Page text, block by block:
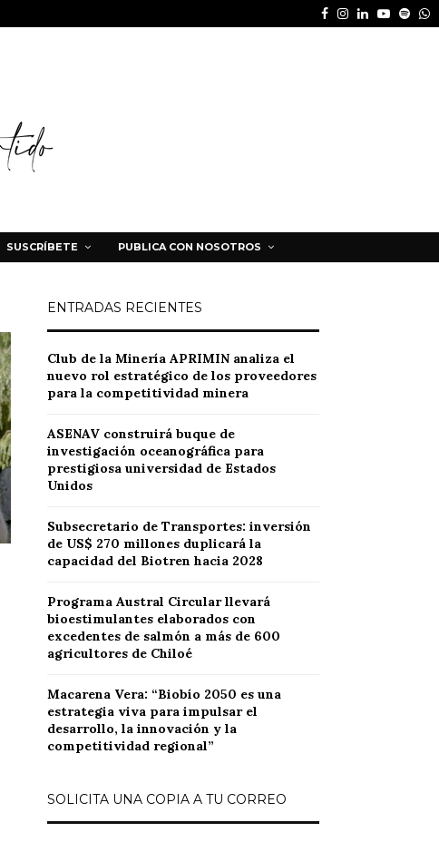
Facebook
Instagram
LinkedinYoutube
SUSCRÍBETE PUBLICA CON NOSOTROS
ENTRADAS RECIENTES
Club de la Minería APRIMIN analiza el
nuevo rol estratégico de los proveedores
para la competitividad minera
ASENAV construirá buque de
investigación oceanográfica para
prestigiosa universidad de Estados
Unidos
Subsecretario de Transportes: inversión
de US$ 270 millones duplicará la
capacidad del Biotren hacia 2028
Programa Austral Circular llevará
bioestimulantes elaborados con
excedentes de salmón a más de 600
agricultores de Chiloé
Macarena Vera: “Biobío 2050 es una
estrategia viva para impulsar el
desarrollo, la innovación y la
competitividad regional”
SOLICITA UNA COPIA A TU CORREO